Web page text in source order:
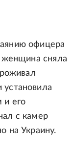
офицера
женщина сняла
и его
с камер
на Украину.